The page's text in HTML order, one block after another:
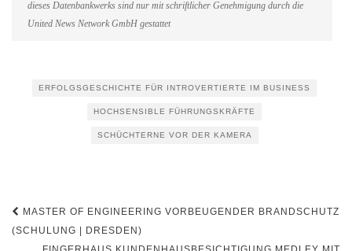
dieses Datenbankwerks sind nur mit schriftlicher Genehmigung durch die
United News Network GmbH gestattet
ERFOLGSGESCHICHTE FÜR INTROVERTIERTE IM BUSINESS
HOCHSENSIBLE FÜHRUNGSKRÄFTE
SCHÜCHTERNE VOR DER KAMERA
Beitragsnavigation
MASTER OF ENGINEERING VORBEUGENDER BRANDSCHUTZ
(SCHULUNG | DRESDEN)